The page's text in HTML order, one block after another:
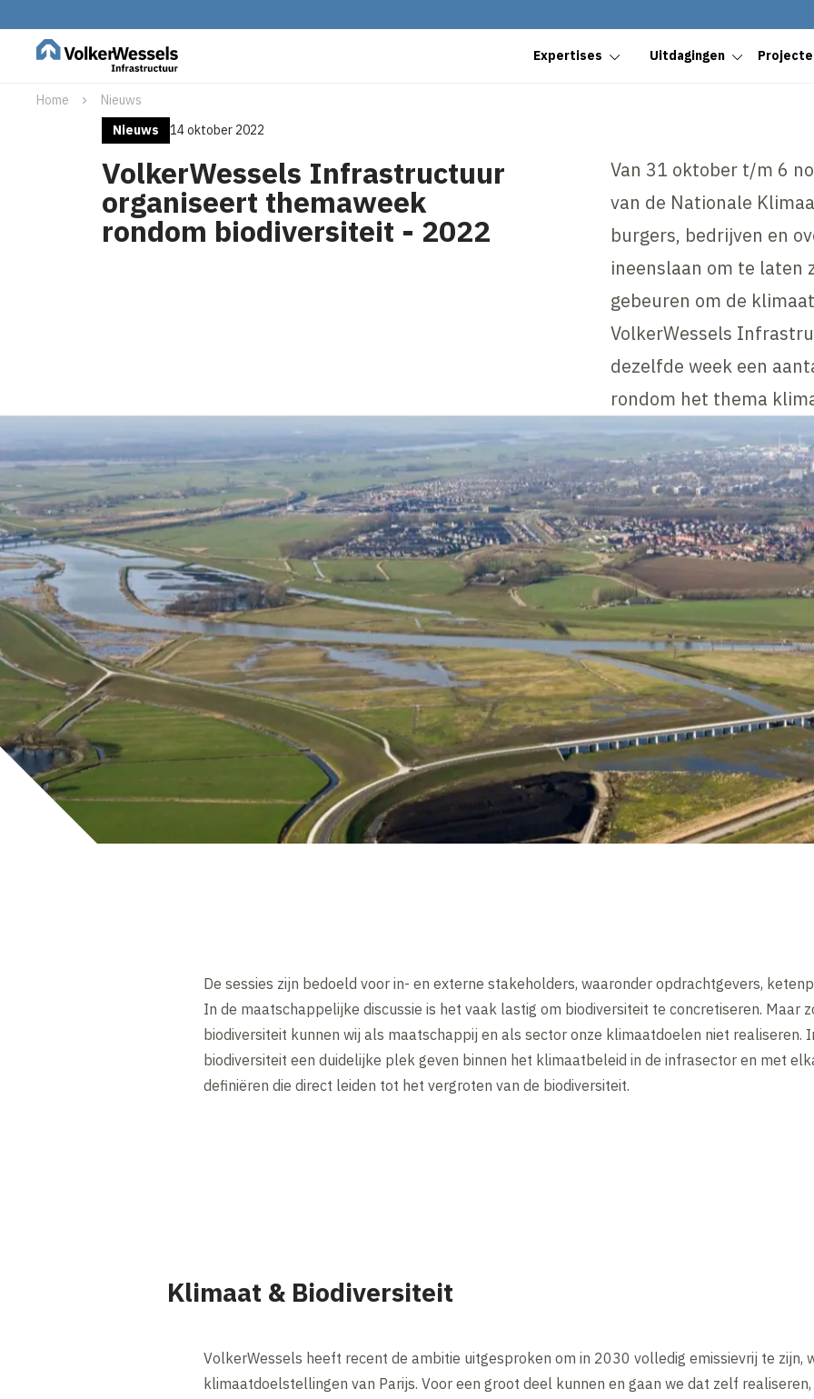
Expertises Uitdagingen
Home
Nieuws
Nieuws
14 oktober 2022
VolkerWessels Infrastructuur
organiseert themaweek
rondom biodiversiteit - 2022
Van 31 oktober t/m 6
van de Nationale
burgers, bedrijven en
ineenslaan om te laten
gebeuren om de
VolkerWessels
dezelfde week een
rondom het thema
De sessies zijn bedoeld voor in- en externe stakeholders, waaronder opdrachtgevers,
In de maatschappelijke discussie is het vaak lastig om biodiversiteit te concretiseren. Maar
biodiversiteit kunnen wij als maatschappij en als sector onze klimaatdoelen niet realiseren.
biodiversiteit een duidelijke plek geven binnen het klimaatbeleid in de infrasector en met
definiëren die direct leiden tot het vergroten van de biodiversiteit.
Klimaat & Biodiversiteit
VolkerWessels heeft recent de ambitie uitgesproken om in 2030 volledig emissievrij te zijn,
klimaatdoelstellingen van Parijs. Voor een groot deel kunnen en gaan we dat zelf